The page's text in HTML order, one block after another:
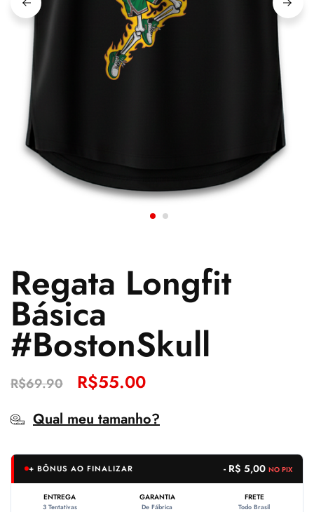
Regata Longfit
Básica
#BostonSkull
R$69.90 R$55.00
Qual meu tamanho?
+ BÔNUS AO FINALIZAR - R$ 5,00 NO PIX
ENTREGA
3 Tentativas
GARANTIA
De Fábrica
FRETE
Todo Brasil